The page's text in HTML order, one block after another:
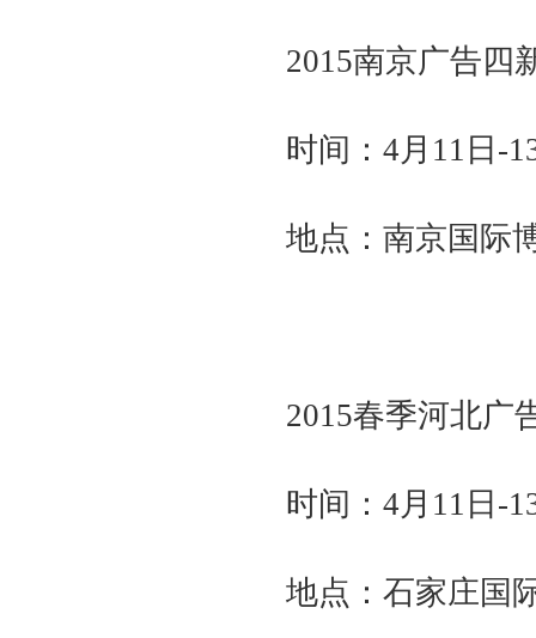
2015南京广告
时间：4月11日-
地点：南京国际
2015春季河北
时间：4月11日-
地点：石家庄国